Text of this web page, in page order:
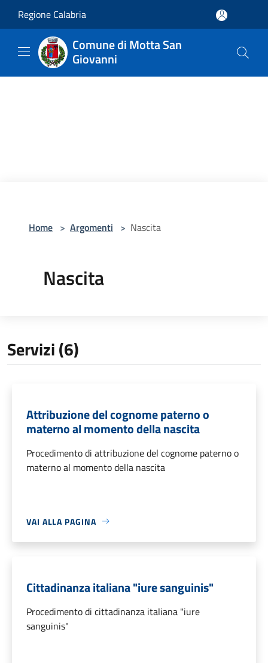
Regione Calabria
Comune di Motta San
Giovanni
Home > Argomenti > Nascita
Nascita
Servizi (6)
Attribuzione del cognome paterno o
materno al momento della nascita
Procedimento di attribuzione del cognome paterno o
materno al momento della nascita
VAI ALLA PAGINA
Cittadinanza italiana "iure sanguinis"
Procedimento di cittadinanza italiana "iure
sanguinis"